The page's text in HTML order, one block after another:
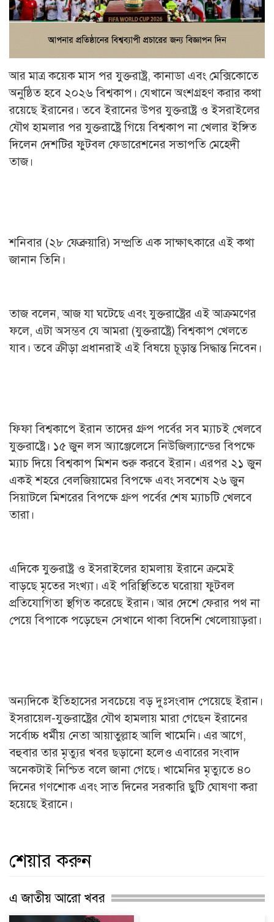
আর মাত্র কয়েক মাস পর যুক্তরাষ্ট্র, কানাডা এবং মেক্সিকোতে
অনুষ্ঠিত হবে ২০২৬ বিশ্বকাপ। যেখানে অংশগ্রহণ করার কথা
রয়েছে ইরানের। তবে ইরানের উপর যুক্তরাষ্ট্র ও ইসরাইলের
যৌথ হামলার পর যুক্তরাষ্ট্রে গিয়ে বিশ্বকাপ না খেলার ইঙ্গিত
দিলেন দেশটির ফুটবল ফেডারেশনের সভাপতি মেহেদী
তাজ।
শনিবার (২৮ ফেব্রুয়ারি) সম্প্রতি এক সাক্ষাৎকারে এই কথা
জানান তিনি।
তাজ বলেন, আজ যা ঘটেছে এবং যুক্তরাষ্ট্রের এই আক্রমণের
ফলে, এটা অসম্ভব যে আমরা (যুক্তরাষ্ট্রে) বিশ্বকাপ খেলতে
যাব। তবে ক্রীড়া প্রধানরাই এই বিষয়ে চূড়ান্ত সিদ্ধান্ত নিবেন।
ফিফা বিশ্বকাপে ইরান তাদের গ্রুপ পর্বের সব ম্যাচই খেলবে
যুক্তরাষ্ট্রে। ১৫ জুন লস অ্যাঞ্জেলেসে নিউজিল্যান্ডের বিপক্ষে
ম্যাচ দিয়ে বিশ্বকাপ মিশন শুরু করবে ইরান। এরপর ২১ জুন
একই শহরে বেলজিয়ামের বিপক্ষে এবং সবশেষ ২৬ জুন
সিয়াটলে মিশরের বিপক্ষে গ্রুপ পর্বের শেষ ম্যাচটি খেলবে
তারা।
এদিকে যুক্তরাষ্ট্র ও ইসরাইলের হামলায় ইরানে ক্রমেই
বাড়ছে মৃতের সংখ‍্যা। এই পরিস্থিতিতে ঘরোয়া ফুটবল
প্রতিযোগিতা স্থগিত করেছে ইরান। আর দেশে ফেরার পথ না
পেয়ে বিপাকে পড়েছেন সেখানে থাকা বিদেশি খেলোয়াড়রা।
অন্যদিকে ইতিহাসের সবচেয়ে বড় দুঃসংবাদ পেয়েছে ইরান।
ইসরায়েল-যুক্তরাষ্ট্রের যৌথ হামলায় মারা গেছেন ইরানের
সর্বোচ্চ ধর্মীয় নেতা আয়াতুল্লাহ আলি খামেনি। এর আগে,
বহুবার তার মৃত্যুর খবর ছড়ানো হলেও এবারের সংবাদ
অনেকটাই নিশ্চিত বলে জানা গেছে। খামেনির মৃত্যুতে ৪০
দিনের গণশোক এবং সাত দিনের সরকারি ছুটি ঘোষণা করা
হয়েছে ইরানে।
শেয়ার করুন
এ জাতীয় আরো খবর